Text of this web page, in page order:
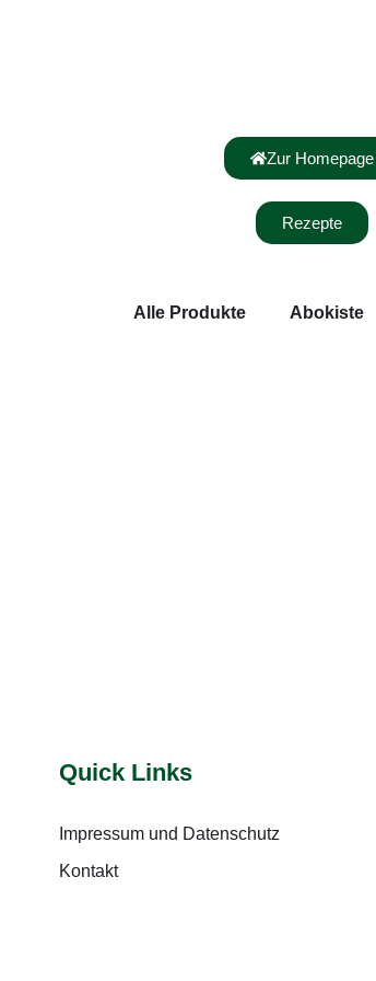
Zur Homepage
Rezepte
Alle Produkte Abokiste
Quick Links
Impressum und Datenschutz
Kontakt